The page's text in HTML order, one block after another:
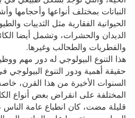
النباتات بمختلف أنواعها وأحجامها
الحيوانية الفقارية مثل الثدييات
الديدان والحشرات، وتشمل أيضا
والفطريات والطحالب وغيرها.
هذا التنوع البيولوجي له دور مهم
حقيقة أهمية ودور التنوع البيولوجي
السنوات الأخيرة من هذا القرن،
المختلفة على انقراض بعض أنواع
قليلة مضت، كان انطباع عامة الناس